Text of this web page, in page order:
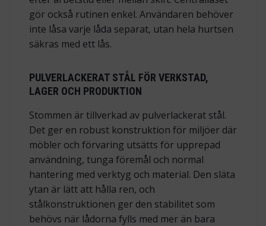
gör också rutinen enkel. Användaren behöver
inte låsa varje låda separat, utan hela hurtsen
säkras med ett lås.
PULVERLACKERAT STÅL FÖR VERKSTAD,
LAGER OCH PRODUKTION
Stommen är tillverkad av pulverlackerat stål.
Det ger en robust konstruktion för miljöer där
möbler och förvaring utsätts för upprepad
användning, tunga föremål och normal
hantering med verktyg och material. Den släta
ytan är lätt att hålla ren, och
stålkonstruktionen ger den stabilitet som
behövs när lådorna fylls med mer än bara